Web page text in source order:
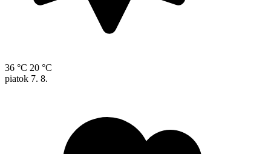
36 °C 20 °C
piatok 7. 8.